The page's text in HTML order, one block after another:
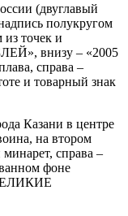
(двуглавый
полукругом
точек и
внизу – «2005
справа –
и товарный знак
Казани в центре
на втором
справа –
фоне